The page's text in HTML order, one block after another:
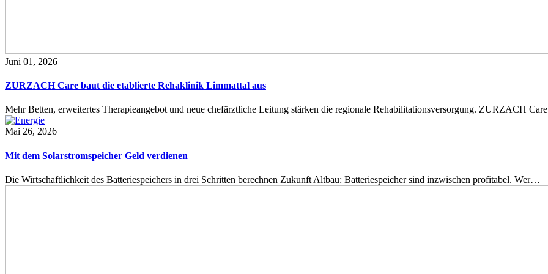
Juni 01, 2026
ZURZACH Care baut die etablierte Rehaklinik Limmattal aus
Mehr Betten, erweitertes Therapieangebot und neue chefärztliche Leitung stärken die regionale Rehabilitationsversorgung. ZURZACH
Mai 26, 2026
Mit dem Solarstromspeicher Geld verdienen
Die Wirtschaftlichkeit des Batteriespeichers in drei Schritten berechnen Zukunft Altbau: Batteriespeicher sind inzwischen profitabel. Wer…